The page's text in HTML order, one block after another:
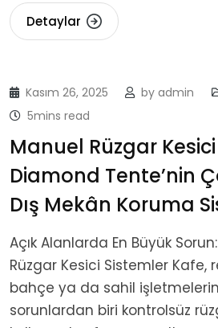
Detaylar
Kasım 26, 2025 by admin
5mins read
Manuel Rüzgar
Diamond Tente’nin
Dış Mekân Koruma
Açık Alanlarda En Büyük
Rüzgar Kesici Sistemler Kafe,
bahçe ya da sahil
sorunlardan biri kontrolsüz